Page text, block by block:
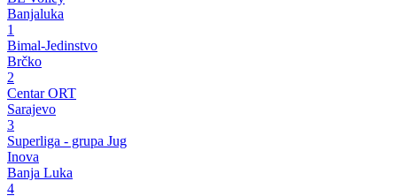
Banjaluka
1
Bimal-Jedinstvo
Brčko
2
Centar ORT
Sarajevo
3
Superliga - grupa Jug
Inova
Banja Luka
4